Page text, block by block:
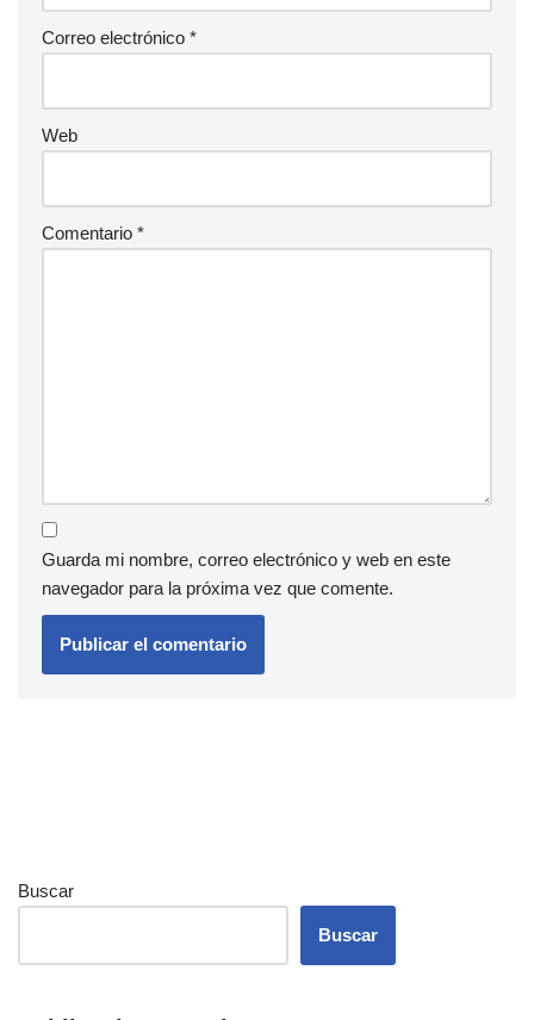
Correo electrónico *
Web
Comentario *
Guarda mi nombre, correo electrónico y web en este
navegador para la próxima vez que comente.
Buscar
Buscar